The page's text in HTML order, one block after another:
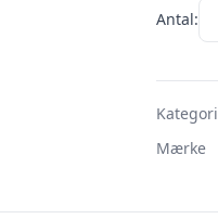
Antal:
Kategori
Mærke